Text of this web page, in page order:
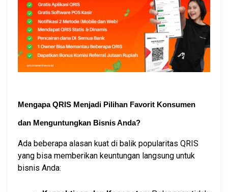
Mengapa QRIS Menjadi Pilihan Favorit Konsumen
dan Menguntungkan Bisnis Anda?
Ada beberapa alasan kuat di balik popularitas QRIS
yang bisa memberikan keuntungan langsung untuk
bisnis Anda: